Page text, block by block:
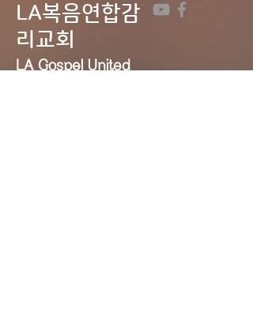
LA복음연합감
리교회
LA Gospel United